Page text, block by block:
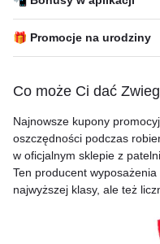
🎁 Promocje na urodziny
Co może Ci dać
Najnowsze kupony
oszczędności podczas
w oficjalnym sklepie z
Ten producent
najwyższej klasy, ale też